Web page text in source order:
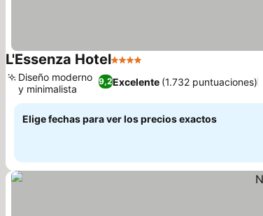
L'Essenza Hotel4 Estrellas
9,2Excelente (1.732 puntuaciones)
Diseño moderno
y minimalista
Elige fechas para ver los precios exactos